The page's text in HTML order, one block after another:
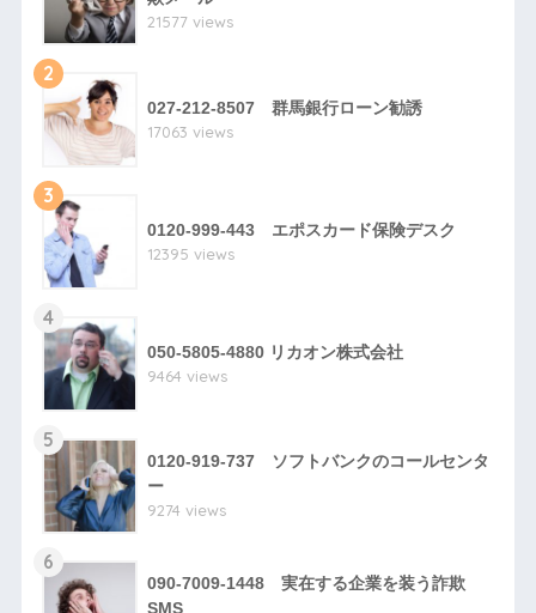
21577 views
2
027-212-8507 群馬銀行ローン勧誘
17063 views
3
0120-999-443 エポスカード保険デスク
12395 views
4
050-5805-4880 リカオン株式会社
9464 views
5
0120-919-737 ソフトバンクのコールセンタ
ー
9274 views
6
090-7009-1448 実在する企業を装う詐欺
SMS